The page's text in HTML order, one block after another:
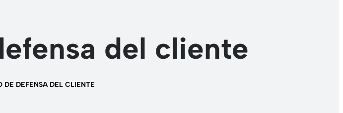
del cliente
DE DEFENSA DEL CLIENTE